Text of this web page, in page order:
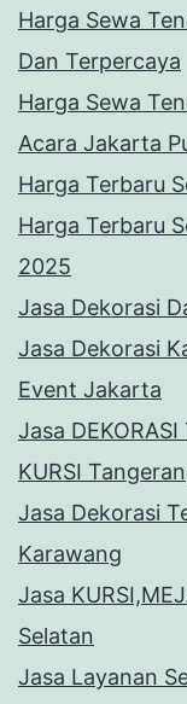
Harga Sewa
Dan Terpercaya
Harga Sewa
Acara Jakarta
Harga Terbaru
Harga Terbaru
2025
Jasa Dekorasi
Jasa Dekorasi
Event Jakarta
Jasa DEKORASI
KURSI
Jasa Dekorasi
Karawang
Jasa
Selatan
Jasa Layanan